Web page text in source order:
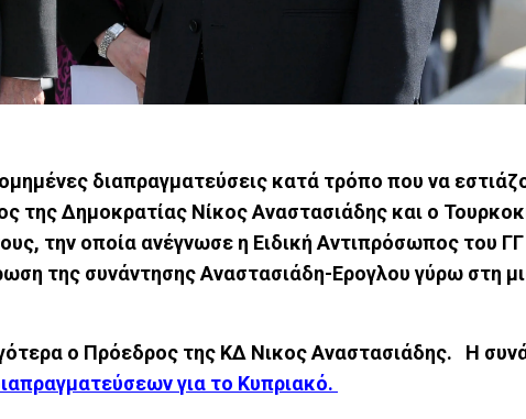
διαπραγματεύσεις κατά τρόπο που να
της Δημοκρατίας Νίκος Αναστασιάδης και ο
την οποία ανέγνωσε η Ειδική Αντιπρόσωπος του
της συνάντησης Αναστασιάδη-Ερογλου γύρω στη
ο Πρόεδρος της ΚΔ Νικος Αναστασιάδης. Η
για το Κυπριακό.